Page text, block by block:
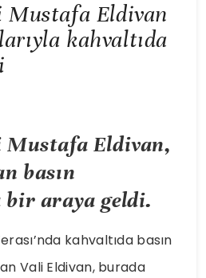
Eldivan
kahvaltıda
Eldivan,
basın
bir araya geldi.
kahvaltıda basın
Vali Eldivan, burada